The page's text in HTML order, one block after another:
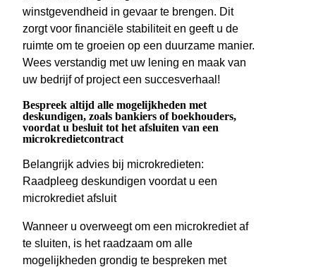
winstgevendheid in gevaar te brengen. Dit
zorgt voor financiële stabiliteit en geeft u de
ruimte om te groeien op een duurzame manier.
Wees verstandig met uw lening en maak van
uw bedrijf of project een succesverhaal!
Bespreek altijd alle mogelijkheden met
deskundigen, zoals bankiers of boekhouders,
voordat u besluit tot het afsluiten van een
microkredietcontract
Belangrijk advies bij microkredieten:
Raadpleeg deskundigen voordat u een
microkrediet afsluit
Wanneer u overweegt om een microkrediet af
te sluiten, is het raadzaam om alle
mogelijkheden grondig te bespreken met